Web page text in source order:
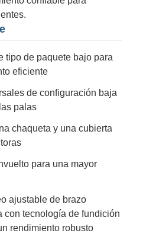
tipo de paquete bajo para
eficiente
de configuración baja
palas
chaqueta y una cubierta
para una mayor
ajustable de brazo
con tecnología de fundición
rendimiento robusto